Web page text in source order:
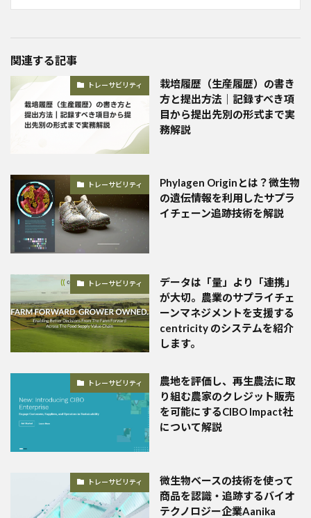
関連する記事
トレーサビリティ
栽培履歴（生産履歴）の書き
方と提出方法｜記録すべき項
目から提出先別の形式まで実
務解説
トレーサビリティ
Phylagen Originとは？微生物
の遺伝情報を利用したサプラ
イチェーン追跡技術を解説
トレーサビリティ
データは「量」より「連携」
が大切。農業のサプライチェ
ーンマネジメントを支援する
centricity のシステムを紹介
します。
トレーサビリティ
農地を評価し、再生農法に取
り組む農家のクレジット販売
を可能にするCIBO Impact社
について解説
トレーサビリティ
微生物ベースの技術を使って
商品を認識・追跡するバイオ
テクノロジー企業Aanika